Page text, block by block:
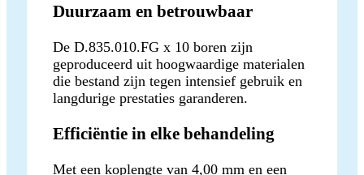
Duurzaam en betrouwbaar
De D.835.010.FG x 10 boren zijn
geproduceerd uit hoogwaardige materialen
die bestand zijn tegen intensief gebruik en
langdurige prestaties garanderen.
Efficiëntie in elke behandeling
Met een koplengte van 4,00 mm en een